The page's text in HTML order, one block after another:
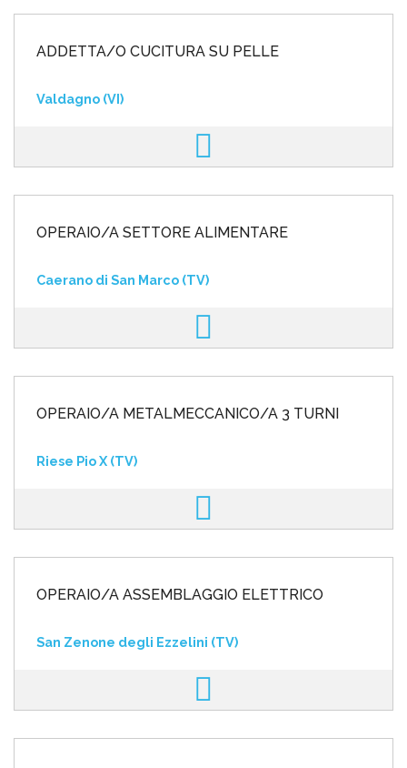
ADDETTA/O CUCITURA SU PELLE
Valdagno (VI)
OPERAIO/A SETTORE ALIMENTARE
Caerano di San Marco (TV)
OPERAIO/A METALMECCANICO/A 3 TURNI
Riese Pio X (TV)
OPERAIO/A ASSEMBLAGGIO ELETTRICO
San Zenone degli Ezzelini (TV)